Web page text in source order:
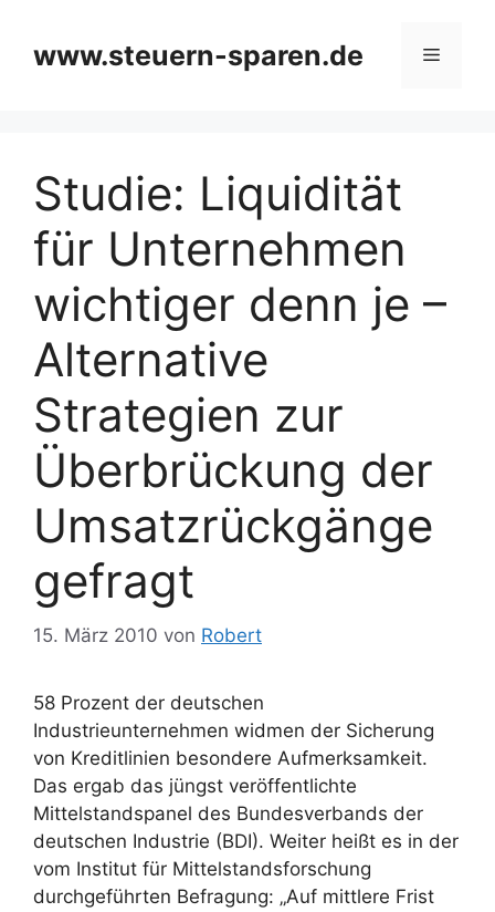
springen
www.steuern-sparen.de Menü
Studie: Liquidität
für Unternehmen
wichtiger denn je –
Alternative
Strategien zur
Überbrückung der
Umsatzrückgänge
gefragt
15. März 2010 von Robert
58 Prozent der deutschen
Industrieunternehmen widmen der Sicherung
von Kreditlinien besondere Aufmerksamkeit.
Das ergab das jüngst veröffentlichte
Mittelstandspanel des Bundesverbands der
deutschen Industrie (BDI). Weiter heißt es in der
vom Institut für Mittelstandsforschung
durchgeführten Befragung: „Auf mittlere Frist